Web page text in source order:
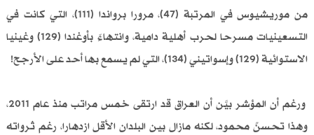
من موريشيوس في المرتبة (47)، مرورا برواندا (111)، التي كانت في
التسعينيات مسرحا لحرب أهلية دامية، وانتهاءً بأوغندا (129) وغينيا
الاستوائية (129) وإسواتيني (134)، التي لم يسمع بها أحد على الأرجح!
ورغم أن المؤشر بيَّن أن العراق قد ارتقى خمس مراتب منذ عام 2011،
وهذا تحسنٌ محمود، لكنه مازال بين البلدان الأقل ازدهارا، رغم ثرواته